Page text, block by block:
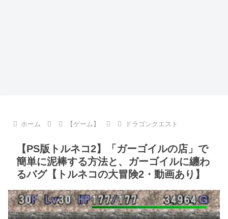
ホーム 【ゲーム】 ドラゴンクエスト
【PS版トルネコ2】「ガーゴイルの店」で
簡単に泥棒する方法と、ガーゴイルに纏わ
るバグ【トルネコの大冒険2・動画あり】